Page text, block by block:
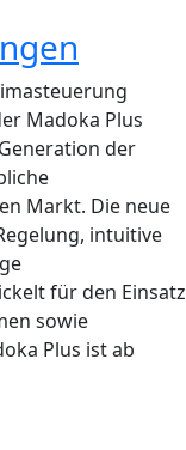
Madoka Plus
der
Markt. Die neue
intuitive
für den Einsatz
sowie
Plus ist ab